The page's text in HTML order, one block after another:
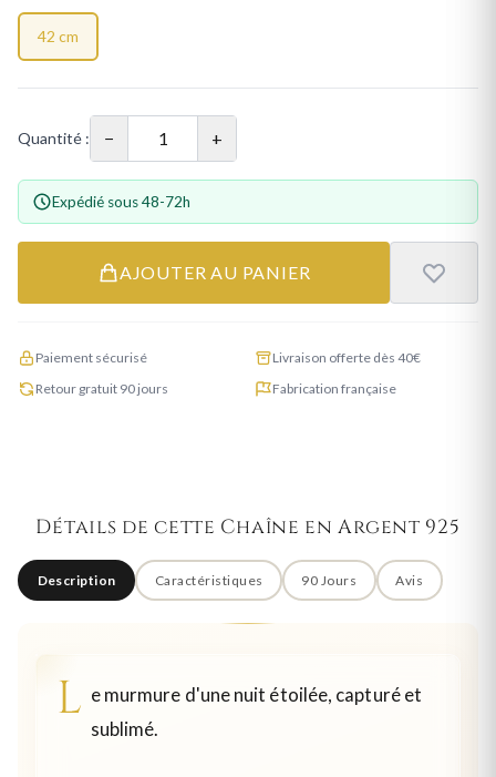
42 cm
Quantité : − +
Expédié sous 48-72h
AJOUTER AU PANIER
Paiement sécurisé
Livraison offerte dès 40€
Retour gratuit 90 jours
Fabrication française
Détails de cette Chaîne en Argent 925
Description Caractéristiques 90 Jours Avis
L e murmure d'une nuit étoilée, capturé et
sublimé.